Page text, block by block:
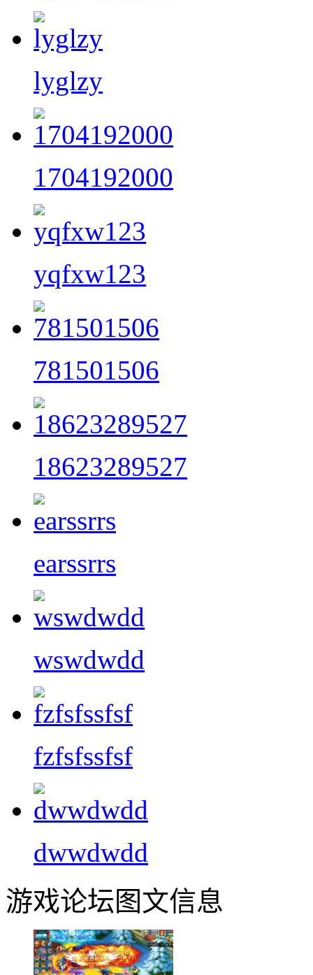
lyglzy
1704192000
yqfxw123
781501506
18623289527
earssrrs
wswdwdd
fzfsfssfsf
dwwdwdd
游戏论坛图文信息